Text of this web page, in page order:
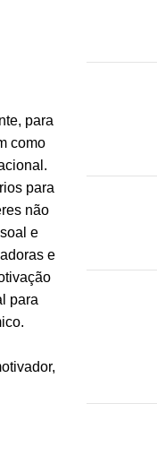
para
como
para
não
e
e
para